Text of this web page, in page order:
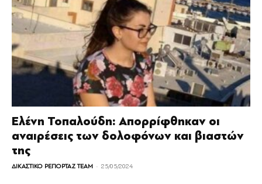
Ελένη Τοπαλούδη: Απορρίφθηκαν οι
αναιρέσεις των δολοφόνων και βιαστών
της
ΔΙΚΑΣΤΙΚΟ ΡΕΠΟΡΤΑΖ TEAM - 25/05/2024